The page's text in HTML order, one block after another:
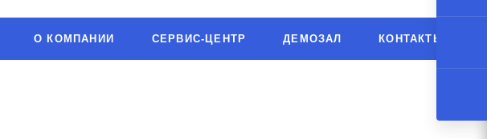
О КОМПАНИИ СЕРВИС-ЦЕНТР ДЕМОЗАЛ КОНТАКТЫ